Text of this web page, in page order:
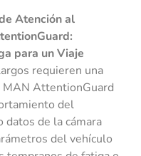
Atención al
para un Viaje
requieren una
MAN AttentionGuard
del
datos de la cámara
del vehículo